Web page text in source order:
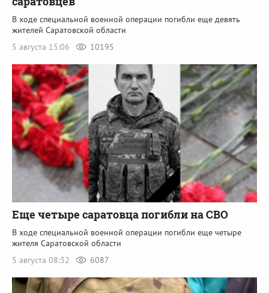
В ходе специальной военной операции погибли еще девять
жителей Саратовской области
5 августа 15:06
10195
Еще четыре саратовца погибли на СВО
В ходе специальной военной операции погибли еще четыре
жителя Саратовской области
5 августа 08:32
6087